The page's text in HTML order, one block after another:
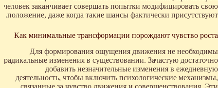
человек заканчивает совершать попытки модифицировать свою
положение, даже когда такие шансы фактически присутствуют.
Как минимальные трансформации порождают чувство роста
Для формирования ощущения движения не необходимы
радикальные изменения в существовании. Зачастую достаточно
добавить незначительные изменения в ежедневную
деятельность, чтобы включить психологические механизмы,